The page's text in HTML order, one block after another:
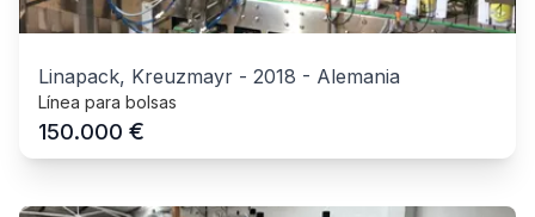
Linapack, Kreuzmayr - 2018 - Alemania
Línea para bolsas
150.000 €